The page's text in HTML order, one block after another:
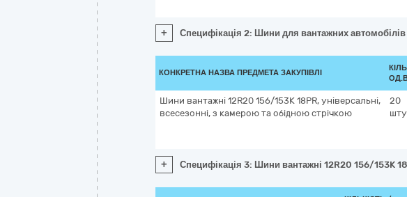
+ Специфікація 2: Шини для вантажних
КОНКРЕТНА НАЗВА ПРЕДМЕТА ЗАКУПІВЛІ
Шини вантажні 12R20 156/153K 18PR, універсальні,
всесезонні, з камерою та обідною стрічкою
20
+ Специфікація 3: Шини вантажні 12R20 156/153K